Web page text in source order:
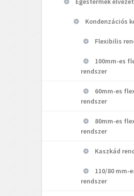
Kondenzációs
Flexibilis
100mm-es
rendszer
60mm-es
rendszer
80mm-es
rendszer
Kaszkád
110/80 mm-
rendszer